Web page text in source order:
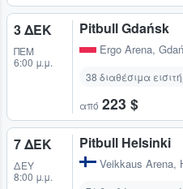
3 ΔΕΚ
ΠΈΜ
6:00 μ.μ.
Pitbull Gdańsk
Ergo Arena,
38 διαθέσιμα
από 223 $
7 ΔΕΚ
ΔΕΥ
8:00 μ.μ.
Pitbull Helsinki
Veikkaus Arena,